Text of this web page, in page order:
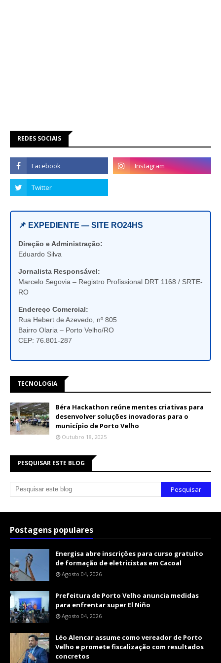
REDES SOCIAIS
📌 EXPEDIENTE — SITE RO24HS
Direção e Administração:
Eduardo Silva
Jornalista Responsável:
Marcelo Segovia – Registro Profissional DRT 1168 / SRTE-
RO
Endereço Comercial:
Rua Hebert de Azevedo, nº 805
Bairro Olaria – Porto Velho/RO
CEP: 76.801-287
TECNOLOGIA
Béra Hackathon reúne mentes criativas para
desenvolver soluções inovadoras para o
município de Porto Velho
Outubro 18, 2025
PESQUISAR ESTE BLOG
Postagens populares
Energisa abre inscrições para curso gratuito
de formação de eletricistas em Cacoal
Agosto 04, 2026
Prefeitura de Porto Velho anuncia medidas
para enfrentar super El Niño
Agosto 04, 2026
Léo Alencar assume como vereador de Porto
Velho e promete fiscalização com resultados
concretos